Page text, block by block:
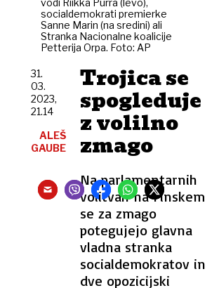
vodi Riikka Purra (levo),
socialdemokrati premierke
Sanne Marin (na sredini) ali
Stranka Nacionalne koalicije
Petterija Orpa. Foto: AP
Trojica se
spogleduje
z volilno
zmago
Na parlamentarnih
volitvah na Finskem
se za zmago
potegujejo glavna
vladna stranka
socialdemokratov in
dve opozicijski
31.
03.
2023,
21.14
ALEŠ
GAUBE